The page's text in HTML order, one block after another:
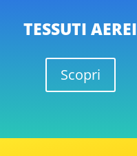
TESSUTI AEREI
Scopri